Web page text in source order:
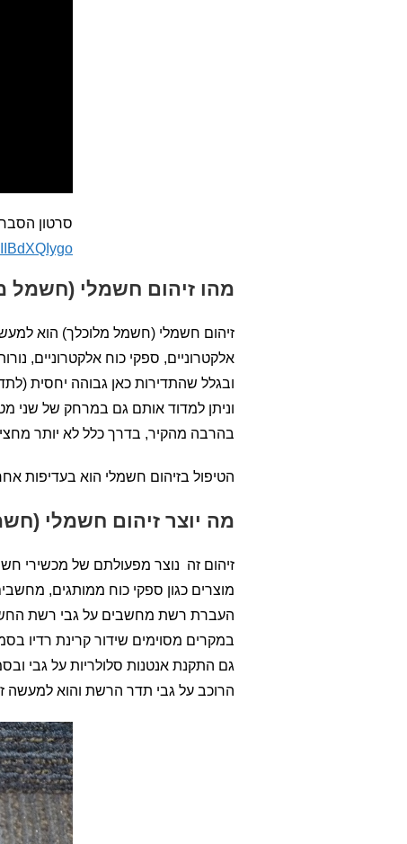
סרטון
מהו זיהום חשמלי (חשמל
ובגלל שהתדירות כאן גבוהה יחסית
וניתן למדוד אותם גם במרחק של שני
בהרבה מהקיר, בדרך כלל לא יותר
הטיפול בזיהום חשמלי הוא בעדיפות
מה יוצר זיהום חשמלי
זיהום זה נוצר מפעולתם של מכשירי
מוצרים כגון ספקי כוח ממותגים,
העברת רשת מחשבים על גבי רשת
במקרים מסוימים שידור קרינת רדיו
גם התקנת אנטנות סלולריות על גבי
הרוכב על גבי תדר הרשת והוא למעשה